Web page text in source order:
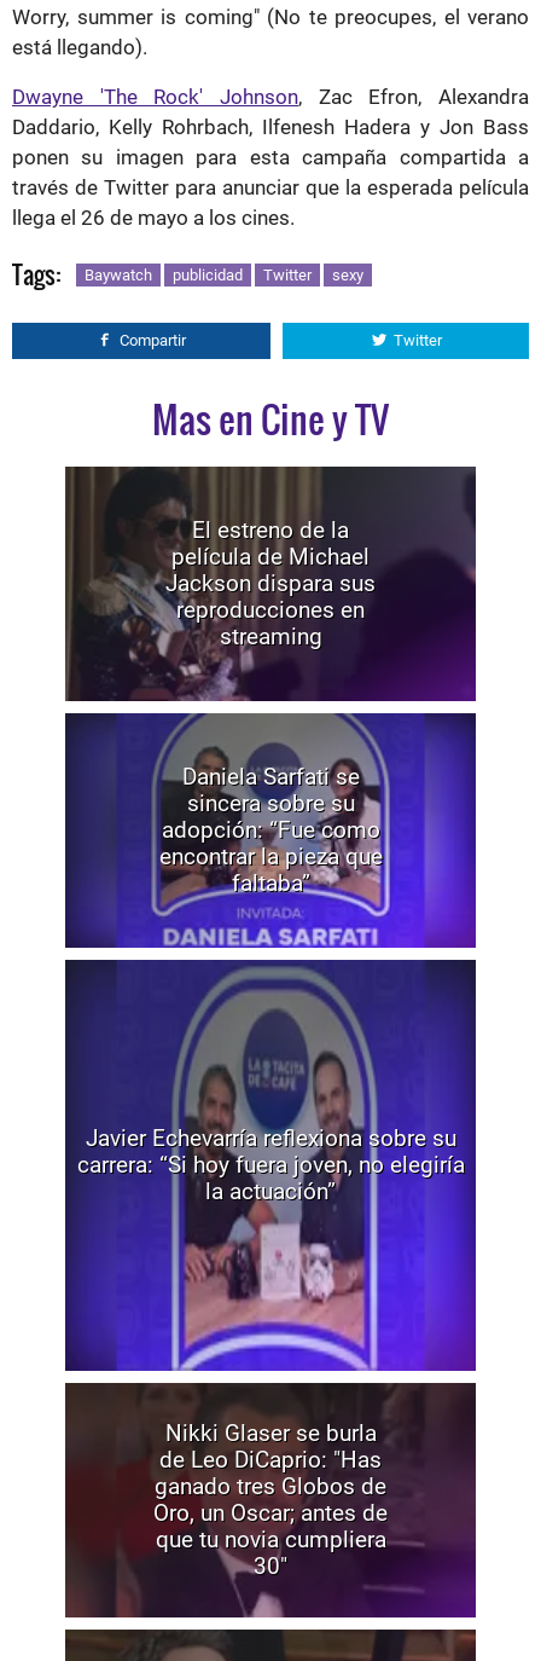
Worry, summer is coming" (No te preocupes, el verano
está llegando).
Dwayne 'The Rock' Johnson, Zac Efron, Alexandra
Daddario, Kelly Rohrbach, Ilfenesh Hadera y Jon Bass
ponen su imagen para esta campaña compartida a
través de Twitter para anunciar que la esperada película
llega el 26 de mayo a los cines.
Tags: Baywatch publicidad Twitter sexy
Compartir Twitter
Mas en Cine y TV
El estreno de la
película de Michael
Jackson dispara sus
reproducciones en
streaming
Daniela Sarfati se
sincera sobre su
adopción: “Fue como
encontrar la pieza que
faltaba”
Javier Echevarría reflexiona sobre su
carrera: “Si hoy fuera joven, no elegiría
la actuación”
Nikki Glaser se burla
de Leo DiCaprio: "Has
ganado tres Globos de
Oro, un Oscar; antes de
que tu novia cumpliera
30"